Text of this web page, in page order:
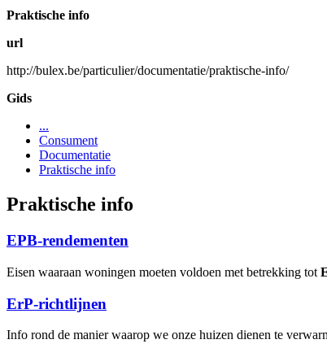
Praktische info
url
http://bulex.be/particulier/documentatie/praktische-info/
Gids
...
Consument
Documentatie
Praktische info
Praktische info
EPB-rendementen
Eisen waaraan woningen moeten voldoen met betrekking tot
ErP-richtlijnen
Info rond de manier waarop we onze huizen dienen te